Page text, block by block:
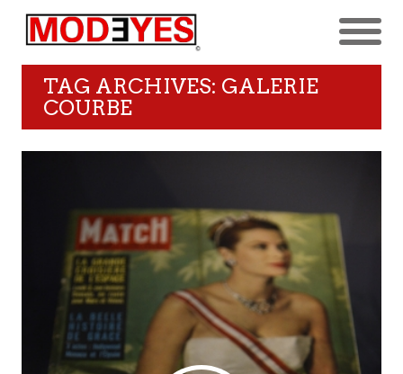
TAG ARCHIVES: GALERIE
COURBE